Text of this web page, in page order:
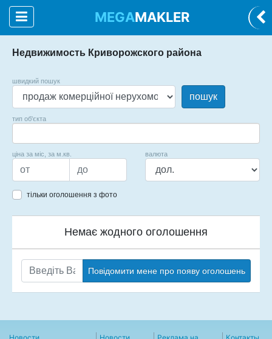
MEGAMAKLER
Недвижимость Криворожского района
швидкий пошук
пошук
тип об'єкта
ціна за міс, за м.кв. валюта
тільки оголошення з фото
Немає жодного оголошення
Повідомити мене про появу оголошень